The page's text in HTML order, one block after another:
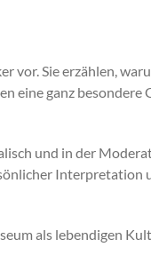
vor. Sie erzählen,
eine ganz besondere
und in der
Interpretation
als lebendigen